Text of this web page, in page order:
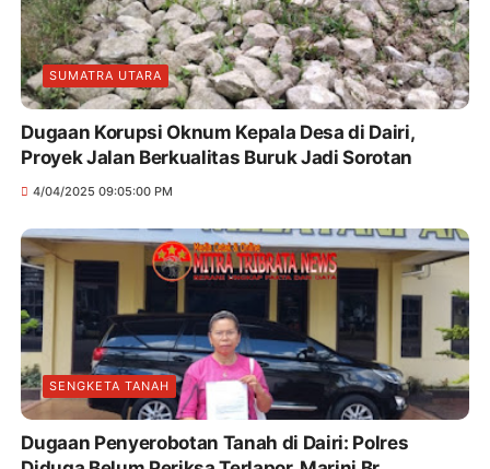
SUMATRA UTARA
Dugaan Korupsi Oknum Kepala Desa di Dairi,
Proyek Jalan Berkualitas Buruk Jadi Sorotan
4/04/2025 09:05:00 PM
SENGKETA TANAH
Dugaan Penyerobotan Tanah di Dairi: Polres